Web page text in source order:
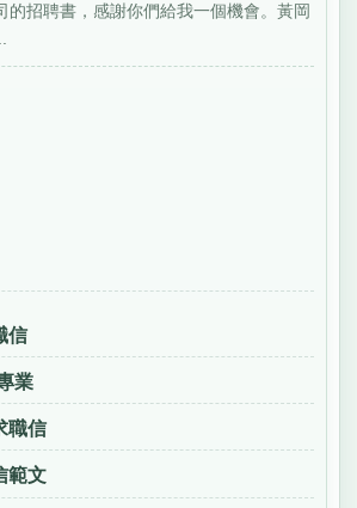
的招聘書，感謝你們給我一個機會。黃岡
信
業
職信
範文